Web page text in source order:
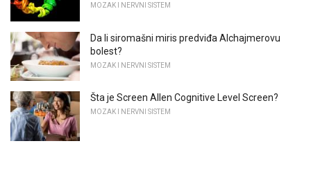
MOZAK I NERVNI SISTEM
Da li siromašni miris predviđa Alchajmerovu
bolest?
MOZAK I NERVNI SISTEM
Šta je Screen Allen Cognitive Level Screen?
MOZAK I NERVNI SISTEM